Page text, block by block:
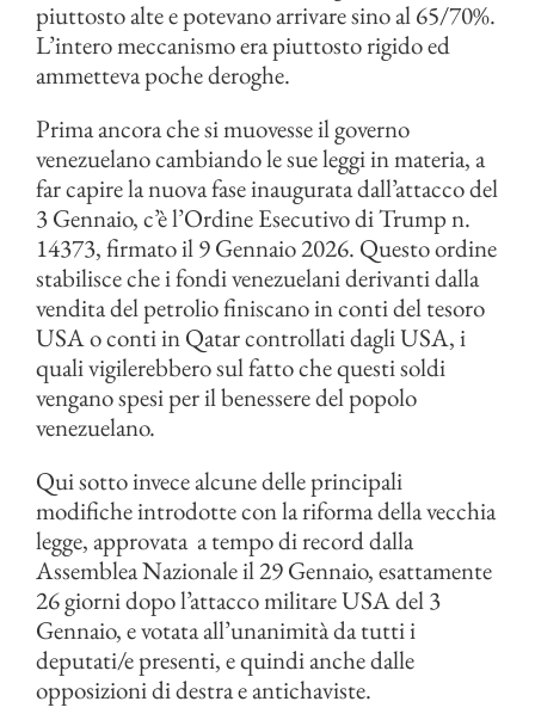
piuttosto alte e potevano arrivare sino al 65/70%.
L’intero meccanismo era piuttosto rigido ed
ammetteva poche deroghe.
Prima ancora che si muovesse il governo
venezuelano cambiando le sue leggi in materia, a
far capire la nuova fase inaugurata dall’attacco del
3 Gennaio, c’è l’Ordine Esecutivo di Trump n.
14373, firmato il 9 Gennaio 2026. Questo ordine
stabilisce che i fondi venezuelani derivanti dalla
vendita del petrolio finiscano in conti del tesoro
USA o conti in Qatar controllati dagli USA, i
quali vigilerebbero sul fatto che questi soldi
vengano spesi per il benessere del popolo
venezuelano.
Qui sotto invece alcune delle principali
modifiche introdotte con la riforma della vecchia
legge, approvata a tempo di record dalla
Assemblea Nazionale il 29 Gennaio, esattamente
26 giorni dopo l’attacco militare USA del 3
Gennaio, e votata all’unanimità da tutti i
deputati/e presenti, e quindi anche dalle
opposizioni di destra e antichaviste.